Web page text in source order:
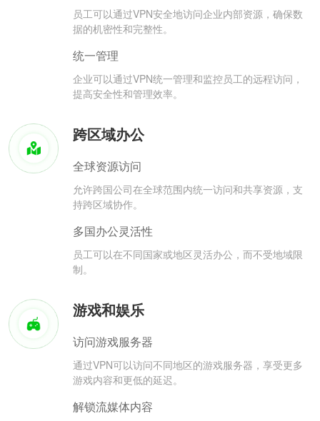
员工可以通过VPN安全地访问企业内部资源，确保数
据的机密性和完整性。
统一管理
企业可以通过VPN统一管理和监控员工的远程访问，
提高安全性和管理效率。
跨区域办公
全球资源访问
允许跨国公司在全球范围内统一访问和共享资源，支
持跨区域协作。
多国办公灵活性
员工可以在不同国家或地区灵活办公，而不受地域限
制。
游戏和娱乐
访问游戏服务器
通过VPN可以访问不同地区的游戏服务器，享受更多
游戏内容和更低的延迟。
解锁流媒体内容